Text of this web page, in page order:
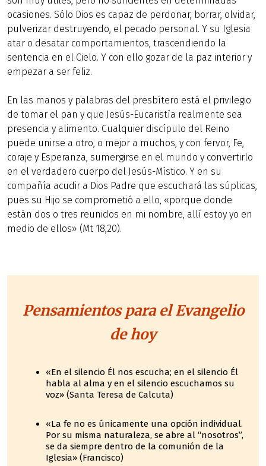
ocasiones. Sólo Dios es capaz de perdonar, borrar, olvidar,
pulverizar destruyendo, el pecado personal. Y su Iglesia
atar o desatar comportamientos, trascendiendo la
sentencia en el Cielo. Y con ello gozar de la paz interior y
empezar a ser feliz.
En las manos y palabras del presbítero está el privilegio
de tomar el pan y que Jesús-Eucaristía realmente sea
presencia y alimento. Cualquier discípulo del Reino
puede unirse a otro, o mejor a muchos, y con fervor, Fe,
coraje y Esperanza, sumergirse en el mundo y convertirlo
en el verdadero cuerpo del Jesús-Místico. Y en su
compañía acudir a Dios Padre que escuchará las súplicas,
pues su Hijo se comprometió a ello, «porque donde
están dos o tres reunidos en mi nombre, allí estoy yo en
medio de ellos» (Mt 18,20).
Pensamientos para el Evangelio
de hoy
«En el silencio Él nos escucha; en el silencio Él
habla al alma y en el silencio escuchamos su
voz» (Santa Teresa de Calcuta)
«La fe no es únicamente una opción individual.
Por su misma naturaleza, se abre al “nosotros”,
se da siempre dentro de la comunión de la
Iglesia» (Francisco)